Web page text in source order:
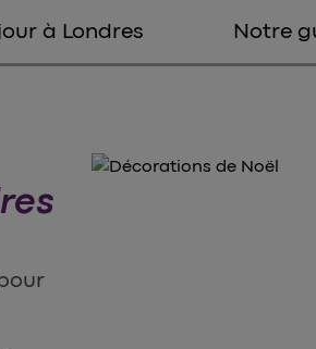
à Londres Notre